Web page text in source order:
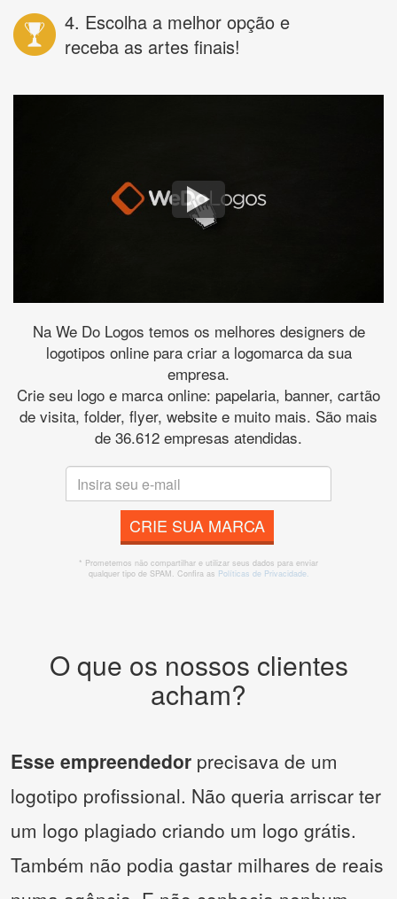
4. Escolha a melhor opção e
receba as artes finais!
Na We Do Logos temos os melhores designers de
logotipos online para criar a logomarca da sua
empresa.
Crie seu logo e marca online: papelaria, banner, cartão
de visita, folder, flyer, website e muito mais. São mais
de 36.612 empresas atendidas.
CRIE SUA MARCA
* Prometemos não compartilhar e utilizar seus dados para enviar
qualquer tipo de SPAM. Confira as Políticas de Privacidade.
O que os nossos clientes
acham?
Esse empreendedor precisava de um
logotipo profissional. Não queria arriscar ter
um logo plagiado criando um logo grátis.
Também não podia gastar milhares de reais